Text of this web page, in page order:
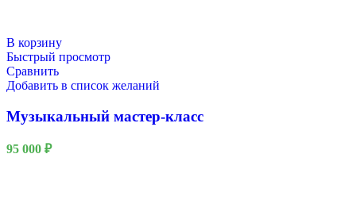
В корзину
Быстрый просмотр
Сравнить
Добавить в список желаний
Музыкальный мастер-класс
95 000 ₽